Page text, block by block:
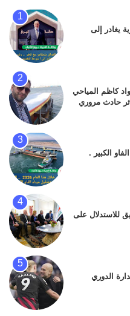
يغادر إلى
كاظم المياحي
حادث مروري
الطريق
نوع كيا بنكو
الدولي .
رحمته ، و انا
للاستدلال على
الدوري